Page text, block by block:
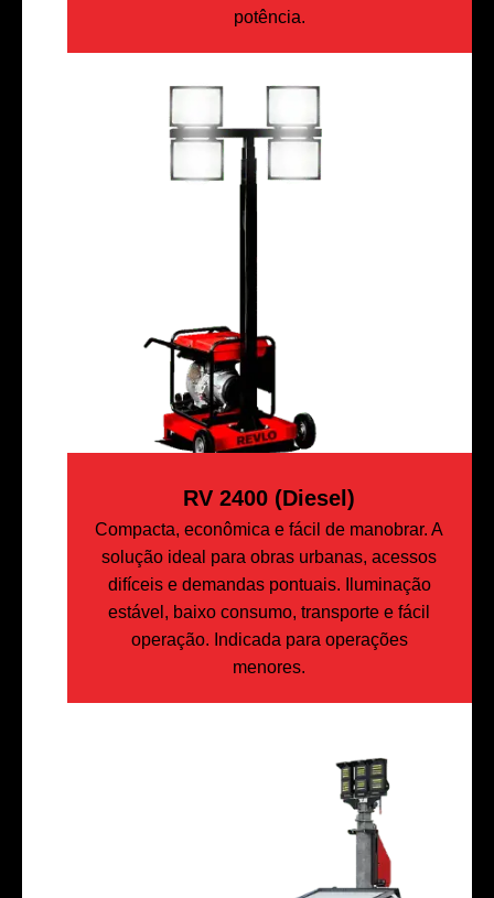
potência.
RV 2400 (Diesel)
Compacta, econômica e fácil de manobrar. A
solução ideal para obras urbanas, acessos
difíceis e demandas pontuais. Iluminação
estável, baixo consumo, transporte e fácil
operação. Indicada para operações
menores.